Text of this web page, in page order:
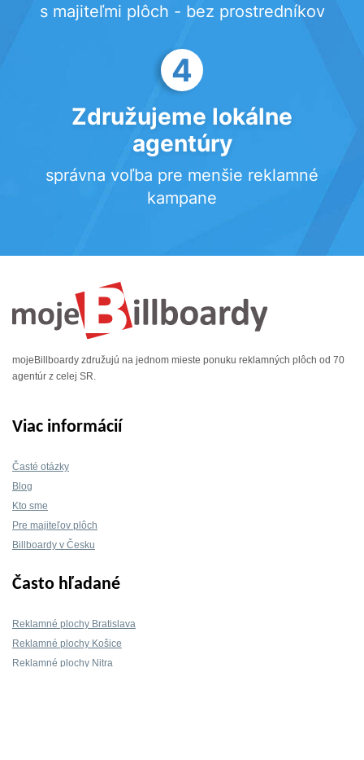
s majiteľmi plôch - bez prostredníkov
4
Združujeme lokálne
agentúry
správna voľba pre menšie reklamné
kampane
mojeBillboardy združujú na jednom mieste ponuku reklamných plôch od 70
agentúr z celej SR.
Viac informácií
Časté otázky
Blog
Kto sme
Pre majiteľov plôch
Billboardy v Česku
Často hľadané
Reklamné plochy Bratislava
Reklamné plochy Košice
Reklamné plochy Nitra